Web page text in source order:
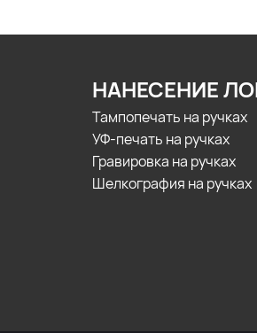
НАНЕСЕНИЕ
Тампопечать на ручках
УФ-печать на ручках
Гравировка на ручках
Шелкография на ручках